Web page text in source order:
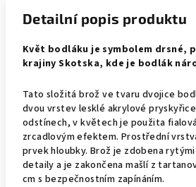
Detailní popis produktu
Květ bodláku je symbolem drsné,
krajiny Skotska, kde je bodlák
Tato složitá brož ve tvaru dvojice
dvou vrstev lesklé akrylové
odstínech, v květech je použita
zrcadlovým efektem. Prostřední
prvek hloubky. Brož je zdobena
detaily a je zakončena mašlí z
cm s bezpečnostním zapínáním.